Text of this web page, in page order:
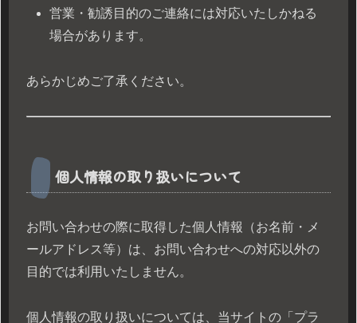
営業・勧誘目的のご連絡には対応いたしかねる
場合があります。
あらかじめご了承ください。
個人情報の取り扱いについて
お問い合わせの際に取得した個人情報（お名前・メ
ールアドレス等）は、お問い合わせへの対応以外の
目的では利用いたしません。
個人情報の取り扱いについては、当サイトの「プラ